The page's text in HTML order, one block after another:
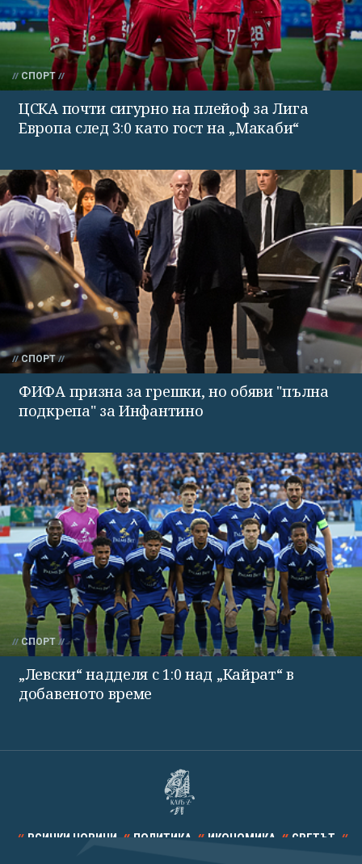
СПОРТ
ЦСКА почти сигурно на плейоф за Лига
Европа след 3:0 като гост на „Макаби“
СПОРТ
ФИФА призна за грешки, но обяви "пълна
подкрепа" за Инфантино
СПОРТ
„Левски“ надделя с 1:0 над „Кайрат“ в
добавеното време
ВСИЧКИ НОВИНИ ПОЛИТИКА ИКОНОМИКА СВЕТЪТ